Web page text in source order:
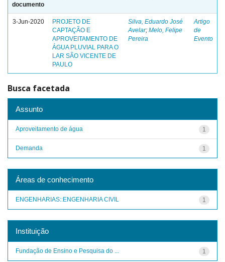
documento
3-Jun-2020
PROJETO DE
CAPTAÇÃO E
APROVEITAMENTO DE
ÁGUA PLUVIAL PARA O
LAR SÃO VICENTE DE
PAULO
Silva, Eduardo José
Avelar; Melo, Felipe
Pereira
Artigo
de
Evento
Busca facetada
Assunto
1
Aproveitamento de água
1
Demanda
Áreas de conhecimento
1
ENGENHARIAS::ENGENHARIA CIVIL
Instituição
1
Fundação de Ensino e Pesquisa do ...